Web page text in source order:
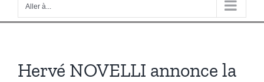
Aller à...
Hervé NOVELLI annonce la